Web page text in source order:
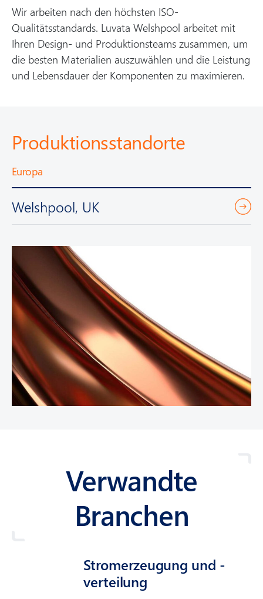
Wir arbeiten nach den höchsten ISO-
Qualitätsstandards. Luvata Welshpool arbeitet mit
Ihren Design- und Produktionsteams zusammen, um
die besten Materialien auszuwählen und die Leistung
und Lebensdauer der Komponenten zu maximieren.
Produktionsstandorte
Europa
Welshpool, UK
Verwandte
Branchen
Strom­erzeugung und -
verteilung